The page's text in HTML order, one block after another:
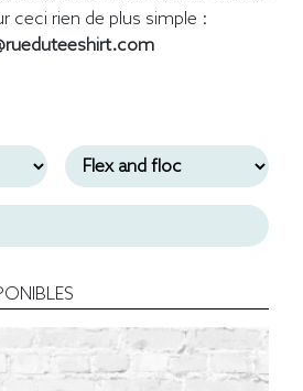
ceci rien de plus simple :